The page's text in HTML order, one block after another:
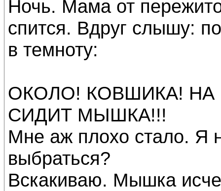
Ночь. Мама от
спится. Вдруг слышу:
в темноту:
ОКОЛО! КОВШИКА!
СИДИТ МЫШКА!!!
Мне аж плохо стало. Я
выбраться?
Вскакиваю. Мышка